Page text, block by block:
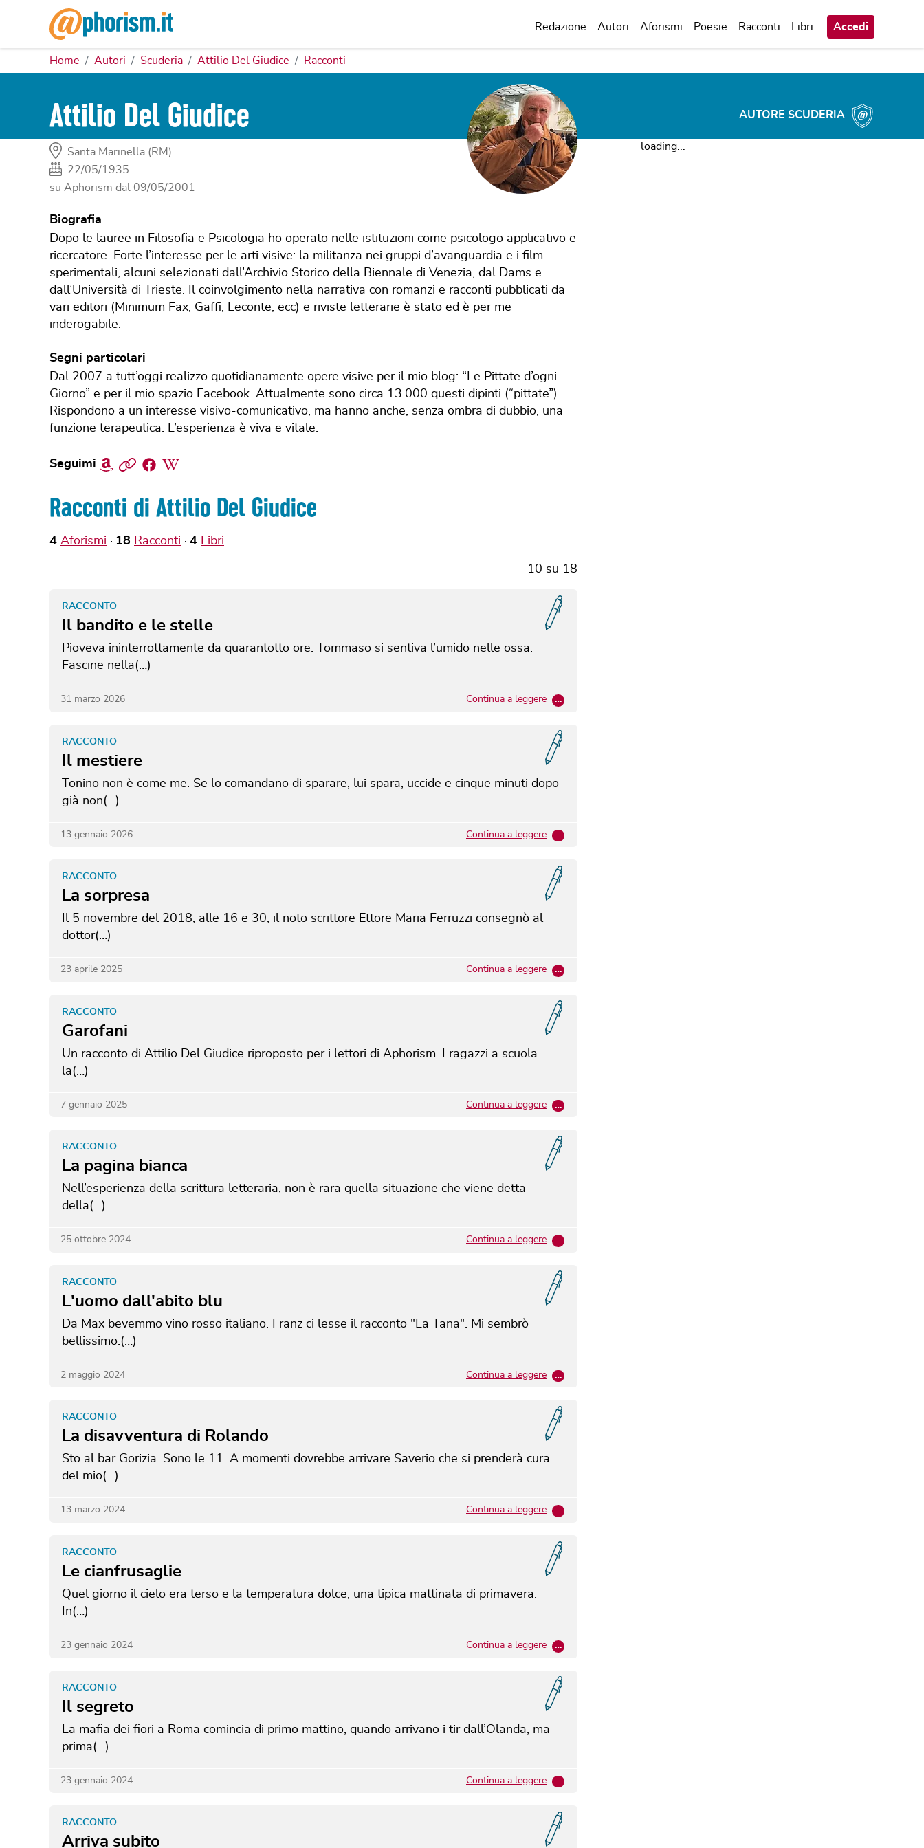
Redazione Autori Aforismi Poesie Racconti Libri Accedi
Home Autori Scuderia Attilio Del Giudice Racconti
Attilio Del Giudice AUTORE SCUDERIA
Santa Marinella (RM)
22/05/1935
su Aphorism dal 09/05/2001
Biografia
Dopo le lauree in Filosofia e Psicologia ho operato nelle istituzioni come psicologo applicativo e
ricercatore. Forte l’interesse per le arti visive: la militanza nei gruppi d’avanguardia e i film
sperimentali, alcuni selezionati dall’Archivio Storico della Biennale di Venezia, dal Dams e
dall’Università di Trieste. Il coinvolgimento nella narrativa con romanzi e racconti pubblicati da
vari editori (Minimum Fax, Gaffi, Leconte, ecc) e riviste letterarie è stato ed è per me
inderogabile.
Segni particolari
Dal 2007 a tutt’oggi realizzo quotidianamente opere visive per il mio blog: “Le Pittate d’ogni
Giorno” e per il mio spazio Facebook. Attualmente sono circa 13.000 questi dipinti (“pittate”).
Rispondono a un interesse visivo-comunicativo, ma hanno anche, senza ombra di dubbio, una
funzione terapeutica. L’esperienza è viva e vitale.
Seguimi Amazon
Sito Facebook
Wikipedia
Racconti di Attilio Del Giudice
4 Aforismi 18 Racconti 4 Libri
10 su 18
Il bandito e le stelle
RACCONTO
Pioveva ininterrottamente da quarantotto ore. Tommaso si sentiva l’umido nelle ossa.
Fascine nella(…)
31 marzo 2026 Continua a leggere …
Il mestiere
RACCONTO
Tonino non è come me. Se lo comandano di sparare, lui spara, uccide e cinque minuti dopo
già non(…)
13 gennaio 2026 Continua a leggere …
La sorpresa
RACCONTO
Il 5 novembre del 2018, alle 16 e 30, il noto scrittore Ettore Maria Ferruzzi consegnò al
dottor(…)
23 aprile 2025 Continua a leggere …
Garofani
RACCONTO
Un racconto di Attilio Del Giudice riproposto per i lettori di Aphorism.
I ragazzi a scuola
la(…)
7 gennaio 2025 Continua a leggere …
La pagina bianca
RACCONTO
Nell’esperienza della scrittura letteraria, non è rara quella situazione che viene detta
della(…)
25 ottobre 2024 Continua a leggere …
L'uomo dall'abito blu
RACCONTO
Da Max bevemmo vino rosso italiano. Franz ci lesse il racconto "La Tana". Mi sembrò
bellissimo.(…)
2 maggio 2024 Continua a leggere …
La disavventura di Rolando
RACCONTO
Sto al bar Gorizia. Sono le 11. A momenti dovrebbe arrivare Saverio che si prenderà cura
del mio(…)
13 marzo 2024 Continua a leggere …
Le cianfrusaglie
RACCONTO
Quel giorno il cielo era terso e la temperatura dolce, una tipica mattinata di primavera.
In(…)
23 gennaio 2024 Continua a leggere …
Il segreto
RACCONTO
La mafia dei fiori a Roma comincia di primo mattino, quando arrivano i tir dall’Olanda, ma
prima(…)
23 gennaio 2024 Continua a leggere …
Arriva subito
RACCONTO
loading...